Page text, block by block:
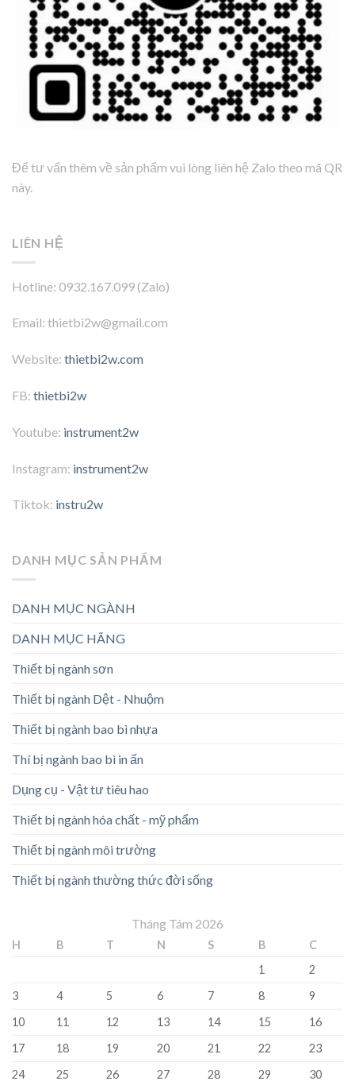
Để tư vấn thêm về sản phẩm vui lòng liên hệ Zalo theo mã QR
này.
LIÊN HỆ
Hotline: 0932.167.099 (Zalo)
Email: thietbi2w@gmail.com
Website: thietbi2w.com
FB: thietbi2w
Youtube: instrument2w
Instagram: instrument2w
Tiktok: instru2w
DANH MỤC SẢN PHẨM
DANH MỤC NGÀNH
DANH MỤC HÃNG
Thiết bị ngành sơn
Thiết bị ngành Dệt - Nhuộm
Thiết bị ngành bao bì nhựa
Thí bị ngành bao bì in ấn
Dụng cụ - Vật tư tiêu hao
Thiết bị ngành hóa chất - mỹ phẩm
Thiết bị ngành môi trường
Thiết bị ngành thường thức đời sống
Tháng Tám 2026
H B T N S B
C
1
2
3
4 5 6 7 8
9
10
11 12 13 14 15
16
17
18 19 20 21 22
23
24
25 26 27 28 29 30